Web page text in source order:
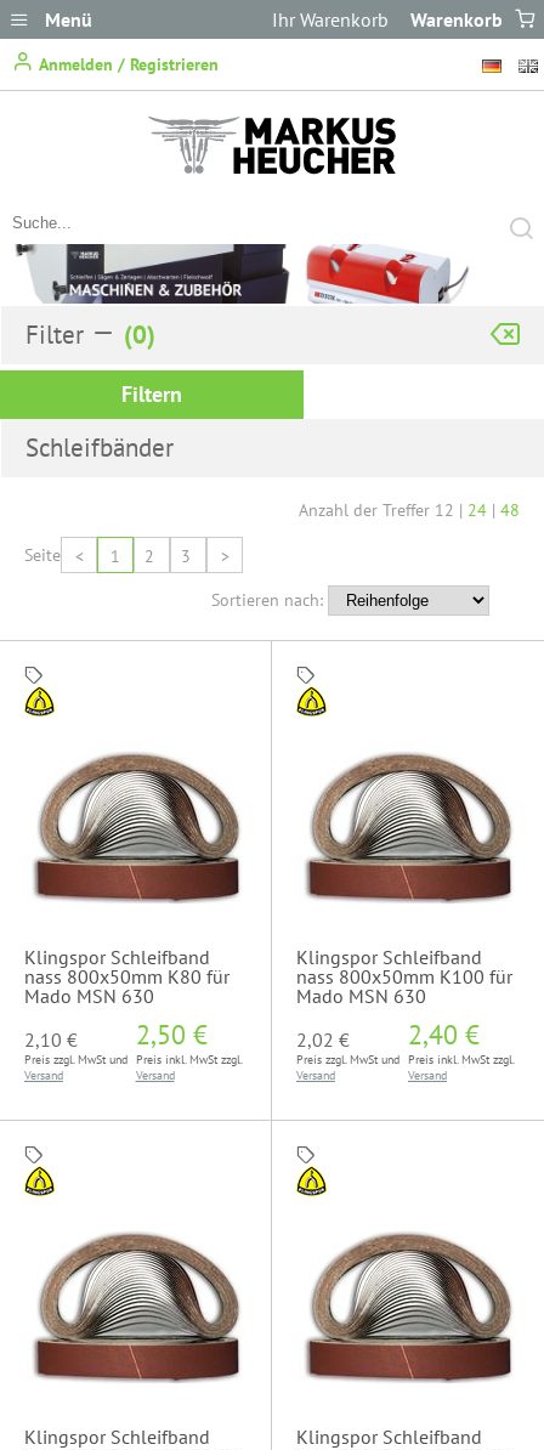
Menü
Anmelden / Registrieren
Warenkorb
Ihr Warenkorb
Filter
Filtern
Schleifbänder
Anzahl der Treffer 12 | 24 | 48
Seite < 1 2 3
>
Sortieren nach:
Klingspor Schleifband
nass 800x50mm K80 für
Mado MSN 630
2,10 €
Preis zzgl. MwSt und
Versand
2,50 €
Preis inkl. MwSt zzgl.
Versand
Klingspor Schleifband
nass 800x50mm K100 für
Mado MSN 630
2,02 €
Preis zzgl. MwSt und
Versand
2,40 €
Preis inkl. MwSt zzgl.
Versand
Klingspor Schleifband
Klingspor Schleifband